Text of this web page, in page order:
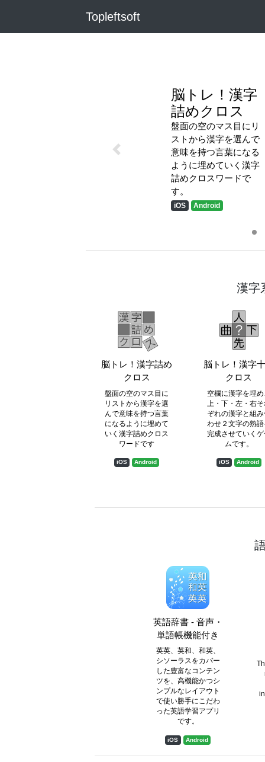
Topleftsoft
脳トレ！漢字
詰めクロス
盤面の空のマス目にリ
ストから漢字を選んで
意味を持つ言葉になる
ように埋めていく漢字
詰めクロスワードで
す。
iOS Android
漢字
脳トレ！漢字詰め
クロス
盤面の空のマス目に
リストから漢字を選
んで意味を持つ言葉
になるように埋めて
いく漢字詰めクロス
ワードです
iOS Android
脳トレ！漢字
クロス
空欄に漢字を埋め
上・下・左・右
ぞれの漢字と組み
わせ２文字の熟語
完成させていくゲ
ムです。
iOS Android
英語辞書 - 音声・
単語帳機能付き
英英、英和、和英、
シソーラスをカバー
した豊富なコンテン
ツを、高機能かつシ
ンプルなレイアウト
で使い勝手にこだわ
った英語学習アプリ
です。
iOS Android